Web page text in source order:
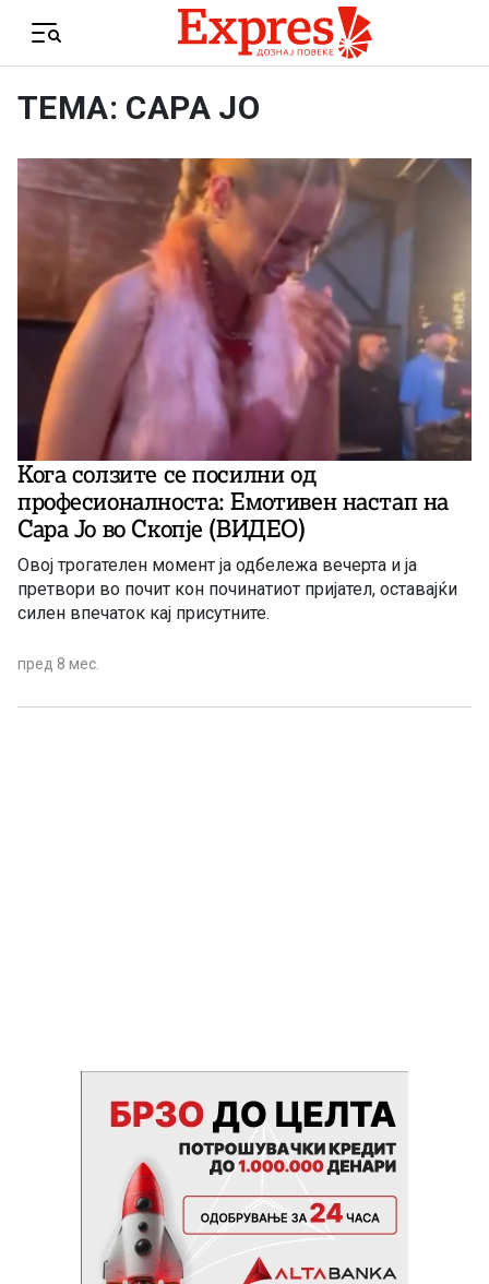
Menu
ТЕМА: САРА ЈО
Кога солзите се посилни од
професионалноста: Емотивен настап на
Сара Јо во Скопје (ВИДЕО)
Овој трогателен момент ја одбележа вечерта и ја
претвори во почит кон починатиот пријател, оставајќи
силен впечаток кај присутните.
пред 8 мес.